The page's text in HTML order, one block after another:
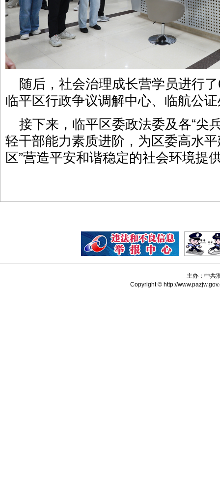
随后，社会治理成长营学员进行
临平区行政争议调解中心、临航公
接下来，临平区委政法委及各“尖
轻干部能力素质进阶，为区委高水平
区”营造平安和谐稳定的社会环境提
主办：中共
Copyright © http://